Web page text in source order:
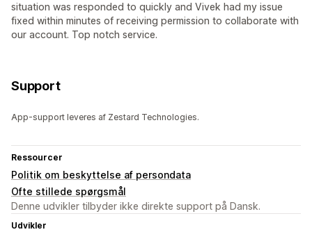
situation was responded to quickly and Vivek had my issue
fixed within minutes of receiving permission to collaborate with
our account. Top notch service.
Support
App-support leveres af Zestard Technologies.
Ressourcer
Politik om beskyttelse af persondata
Ofte stillede spørgsmål
Denne udvikler tilbyder ikke direkte support på Dansk.
Udvikler